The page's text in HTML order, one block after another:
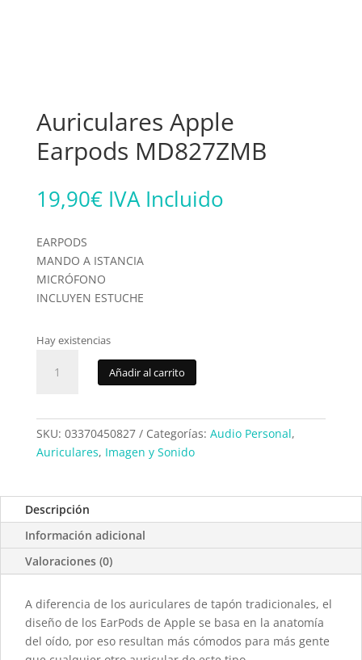
Auriculares Apple
Earpods MD827ZMB
19,90€ IVA Incluido
EARPODS
MANDO A ISTANCIA
MICRÓFONO
INCLUYEN ESTUCHE
Hay existencias
Apple
cantidad
Añadir al carrito
SKU: 03370450827 Categorías: Audio Personal,
Auriculares, Imagen y Sonido
Descripción
Información adicional
Valoraciones (0)
A diferencia de los auriculares de tapón tradicionales, el
diseño de los EarPods de Apple se basa en la anatomía
del oído, por eso resultan más cómodos para más gente